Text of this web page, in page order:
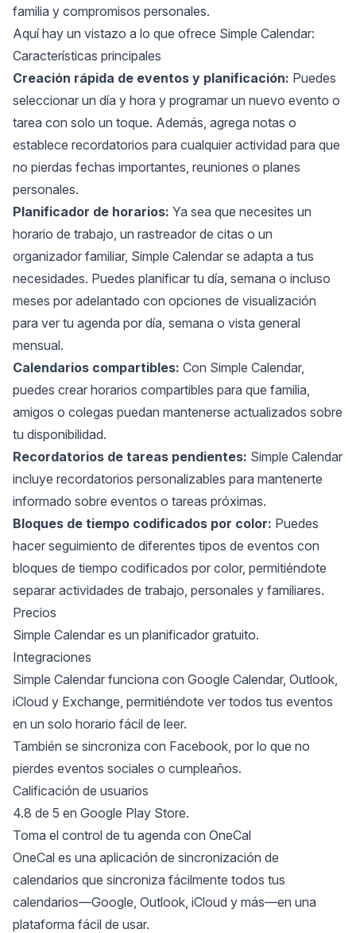
familia y compromisos personales.
Aquí hay un vistazo a lo que ofrece Simple Calendar:
Características principales
Creación rápida de eventos y planificación: Puedes
seleccionar un día y hora y programar un nuevo evento o
tarea con solo un toque. Además, agrega notas o
establece recordatorios para cualquier actividad para que
no pierdas fechas importantes, reuniones o planes
personales.
Planificador de horarios: Ya sea que necesites un
horario de trabajo, un rastreador de citas o un
organizador familiar, Simple Calendar se adapta a tus
necesidades. Puedes planificar tu día, semana o incluso
meses por adelantado con opciones de visualización
para ver tu agenda por día, semana o vista general
mensual.
Calendarios compartibles: Con Simple Calendar,
puedes crear horarios compartibles para que familia,
amigos o colegas puedan mantenerse actualizados sobre
tu disponibilidad.
Recordatorios de tareas pendientes: Simple Calendar
incluye recordatorios personalizables para mantenerte
informado sobre eventos o tareas próximas.
Bloques de tiempo codificados por color: Puedes
hacer seguimiento de diferentes tipos de eventos con
bloques de tiempo codificados por color, permitiéndote
separar actividades de trabajo, personales y familiares.
Precios
Simple Calendar es un planificador gratuito.
Integraciones
Simple Calendar funciona con Google Calendar, Outlook,
iCloud y Exchange, permitiéndote ver todos tus eventos
en un solo horario fácil de leer.
También se sincroniza con Facebook, por lo que no
pierdes eventos sociales o cumpleaños.
Calificación de usuarios
4.8 de 5 en Google Play Store.
Toma el control de tu agenda con OneCal
OneCal es una aplicación de sincronización de
calendarios que sincroniza fácilmente todos tus
calendarios—Google, Outlook, iCloud y más—en una
plataforma fácil de usar.